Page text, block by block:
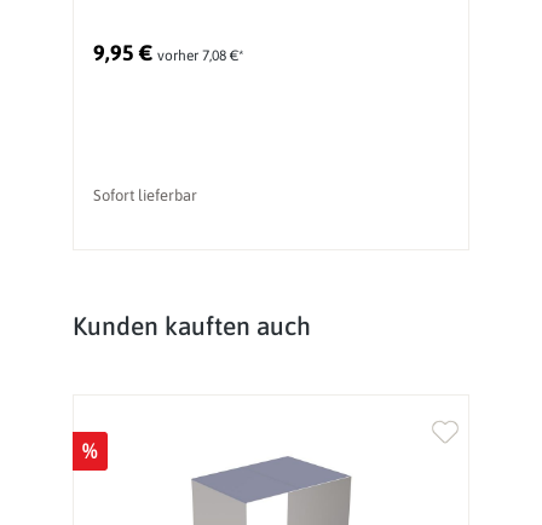
9,95 € vorher 7,08 €*
Sofort lieferbar
Produktgalerie überspringen
Kunden kauften auch
%